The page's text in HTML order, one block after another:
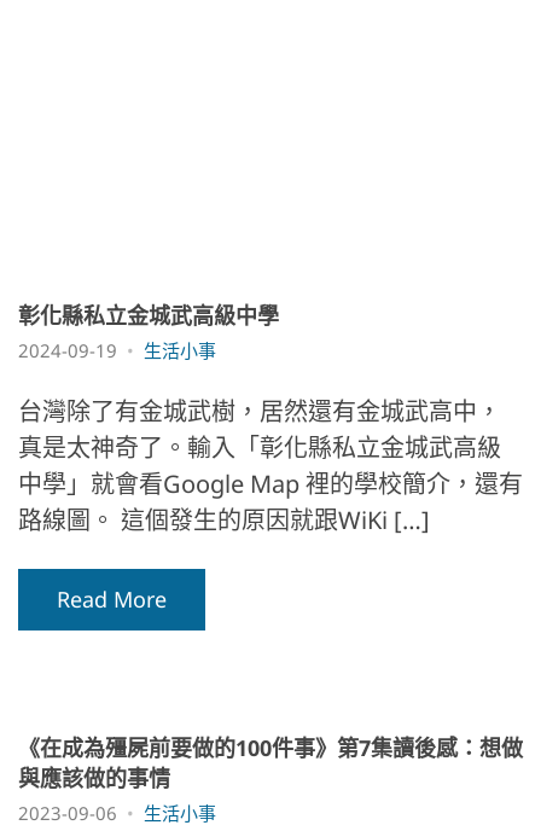
彰化縣私立金城武高級中學
2024-09-19 生活小事
台灣除了有金城武樹，居然還有金城武高中，
真是太神奇了。輸入「彰化縣私立金城武高級
中學」就會看Google Map 裡的學校簡介，還有
路線圖。 這個發生的原因就跟WiKi […]
Read More
《在成為殭屍前要做的100件事》第7集讀後感：想做
與應該做的事情
2023-09-06 生活小事